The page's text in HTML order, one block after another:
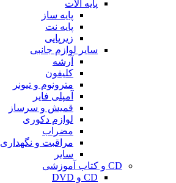
پایه آلات
پایه ساز
پایه نت
زیرپایی
سایر لوازم جانبی
آرشه
کلیفون
مترونوم و تیونر
آمپلی فایر
قمیش و سرساز
لوازم دکوری
مضراب
مراقبت و نگهداری
سایر
CD و کتاب آموزشی
CD و DVD